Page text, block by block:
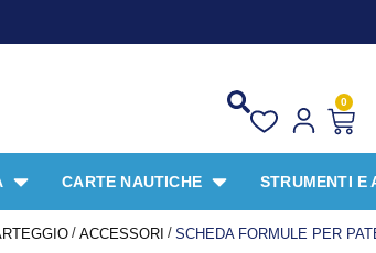
0
CARTE NAUTICHE STRUMENTI E
/ ACCESSORI / SCHEDA FORMULE PER